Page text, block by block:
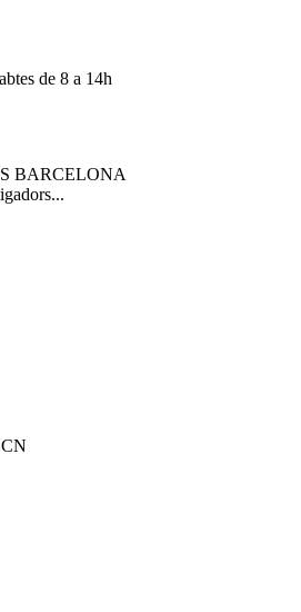
de 8 a 14h
BARCELONA